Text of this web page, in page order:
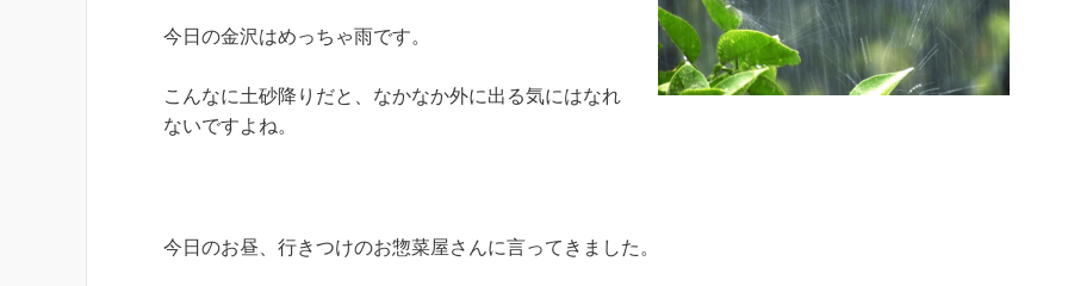
今日の金沢はめっちゃ雨です。
こんなに土砂降りだと、なかなか外に出る気にはなれ
ないですよね。
今日のお昼、行きつけのお惣菜屋さんに言ってきました。